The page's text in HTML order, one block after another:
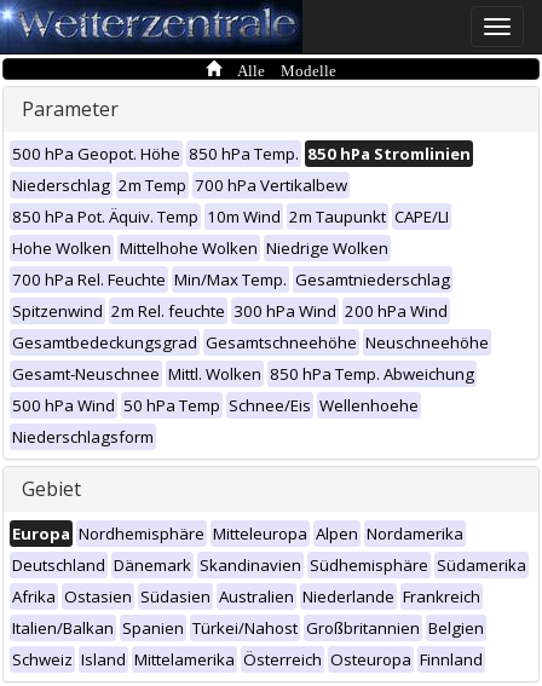
Toggle
Alle Modelle
Parameter
500 hPa Geopot. Höhe 850 hPa Temp. 850 hPa Stromlinien
Niederschlag 2m Temp 700 hPa Vertikalbew
850 hPa Pot. Äquiv. Temp 10m Wind 2m Taupunkt CAPE/LI
Hohe Wolken Mittelhohe Wolken Niedrige Wolken
700 hPa Rel. Feuchte Min/Max Temp. Gesamtniederschlag
Spitzenwind 2m Rel. feuchte 300 hPa Wind 200 hPa Wind
Gesamtbedeckungsgrad Gesamtschneehöhe Neuschneehöhe
Gesamt-Neuschnee Mittl. Wolken 850 hPa Temp. Abweichung
500 hPa Wind 50 hPa Temp Schnee/Eis Wellenhoehe
Niederschlagsform
Gebiet
Europa Nordhemisphäre Mitteleuropa Alpen Nordamerika
Deutschland Dänemark Skandinavien Südhemisphäre Südamerika
Afrika Ostasien Südasien Australien Niederlande Frankreich
Italien/Balkan Spanien Türkei/Nahost Großbritannien Belgien
Schweiz Island Mittelamerika Österreich Osteuropa Finnland